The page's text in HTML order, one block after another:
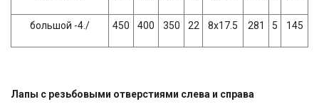
большой -4./ 450 400 350 22 8х17.5 281 5 145
Лапы с резьбовыми отверстиями слева и справа